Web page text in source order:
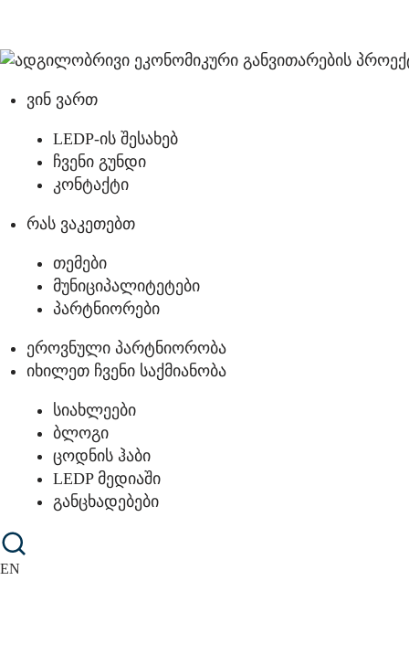
ვინ ვართ
LEDP-ის შესახებ
ჩვენი გუნდი
კონტაქტი
რას ვაკეთებთ
თემები
მუნიციპალიტეტები
პარტნიორები
ეროვნული პარტნიორობა
იხილეთ ჩვენი საქმიანობა
სიახლეები
ბლოგი
ცოდნის ჰაბი
LEDP მედიაში
განცხადებები
EN